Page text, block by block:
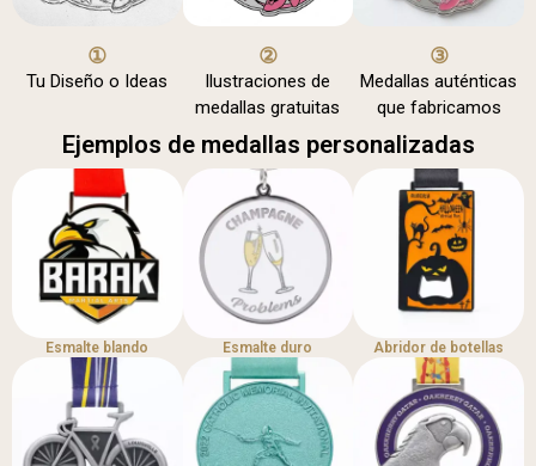
①
Tu Diseño o Ideas
②
Ilustraciones de
medallas gratuitas
③
Medallas auténticas
que fabricamos
Ejemplos de medallas personalizadas
Esmalte blando Esmalte duro Abridor de botellas